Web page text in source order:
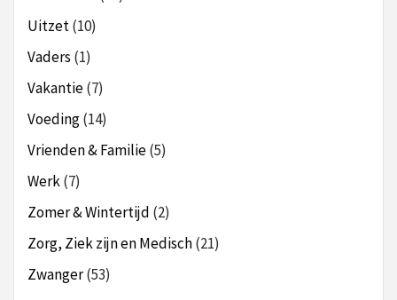
Uitzet(10)
Vaders (1)
Vakantie(7)
Voeding(14)
Vrienden & Familie(5)
Werk(7)
Zomer & Wintertijd (2)
Zorg, Ziek zijn en Medisch(21)
Zwanger(53)